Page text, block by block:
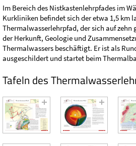
Im Bereich des Nistkastenlehrpfades im
Kurkliniken befindet sich der etwa 1,5 km
Thermalwasserlehrpfad, der sich auf
der Herkunft, Geologie und
Thermalwassers beschäftigt. Er ist als
ausgeschildert und startet beim
Tafeln des